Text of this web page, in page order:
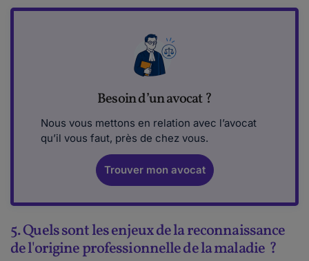
Besoin d’un avocat ?
Nous vous mettons en relation avec l’avocat
qu’il vous faut, près de chez vous.
Trouver mon avocat
5. Quels sont les enjeux de la reconnaissance
de l'origine professionnelle de la maladie ?